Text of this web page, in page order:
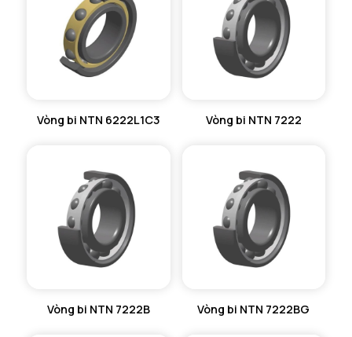
Vòng bi NTN 6222L1C3 Vòng bi NTN 7222
Vòng bi NTN 7222B Vòng bi NTN 7222BG